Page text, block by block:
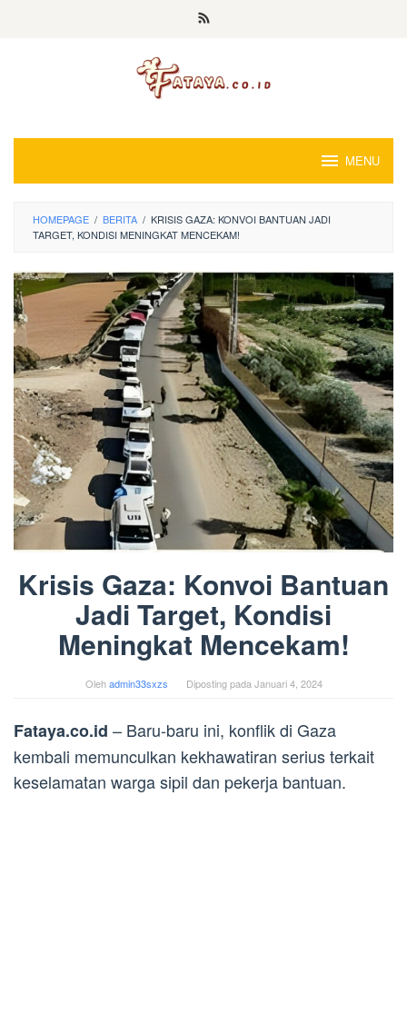
MENU
HOMEPAGE / BERITA / KRISIS GAZA: KONVOI BANTUAN JADI
TARGET, KONDISI MENINGKAT MENCEKAM!
Krisis Gaza: Konvoi Bantuan
Jadi Target, Kondisi
Meningkat Mencekam!
Olehadmin33sxzs Diposting pada Januari 4, 2024
Fataya.co.id – Baru-baru ini, konflik di Gaza
kembali memunculkan kekhawatiran serius terkait
keselamatan warga sipil dan pekerja bantuan.